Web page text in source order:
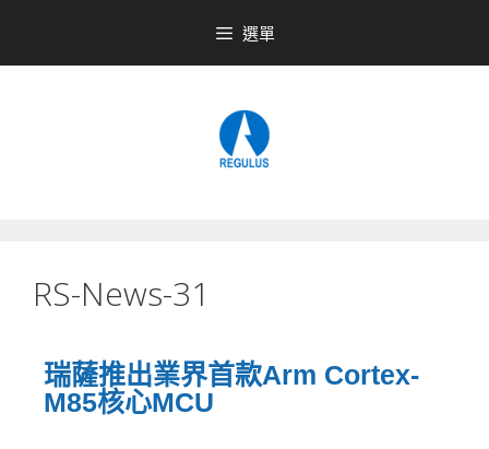
選單
RS-News-31
瑞薩推出業界首款Arm Cortex-
M85核心MCU